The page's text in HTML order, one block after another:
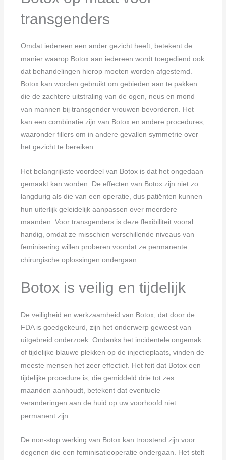
transgenders
Omdat iedereen een ander gezicht heeft, betekent de
manier waarop Botox aan iedereen wordt toegediend ook
dat behandelingen hierop moeten worden afgestemd.
Botox kan worden gebruikt om gebieden aan te pakken
die de zachtere uitstraling van de ogen, neus en mond
van mannen bij transgender vrouwen bevorderen. Het
kan een combinatie zijn van Botox en andere procedures,
waaronder fillers om in andere gevallen symmetrie over
het gezicht te bereiken.
Het belangrijkste voordeel van Botox is dat het ongedaan
gemaakt kan worden. De effecten van Botox zijn niet zo
langdurig als die van een operatie, dus patiënten kunnen
hun uiterlijk geleidelijk aanpassen over meerdere
maanden. Voor transgenders is deze flexibiliteit vooral
handig, omdat ze misschien verschillende niveaus van
feminisering willen proberen voordat ze permanente
chirurgische oplossingen ondergaan.
Botox is veilig en tijdelijk
De veiligheid en werkzaamheid van Botox, dat door de
FDA is goedgekeurd, zijn het onderwerp geweest van
uitgebreid onderzoek. Ondanks het incidentele ongemak
of tijdelijke blauwe plekken op de injectieplaats, vinden de
meeste mensen het zeer effectief. Het feit dat Botox een
tijdelijke procedure is, die gemiddeld drie tot zes
maanden aanhoudt, betekent dat eventuele
veranderingen aan de huid op uw voorhoofd niet
permanent zijn.
De non-stop werking van Botox kan troostend zijn voor
degenen die een feminisatieoperatie ondergaan. Het stelt